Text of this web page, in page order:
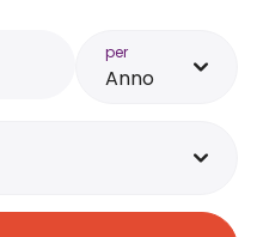
per
Anno